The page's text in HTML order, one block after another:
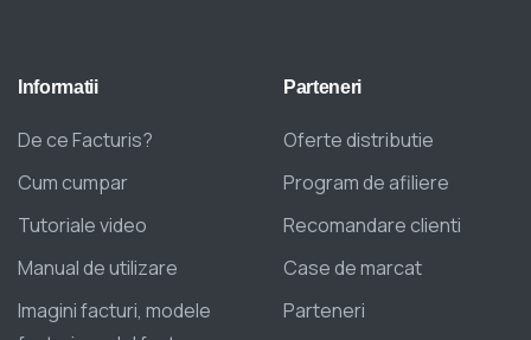
Informatii
De ce Facturis?
Cum cumpar
Tutoriale video
Manual de utilizare
Imagini facturi, modele
Parteneri
Oferte distributie
Program de afiliere
Recomandare clienti
Case de marcat
Parteneri